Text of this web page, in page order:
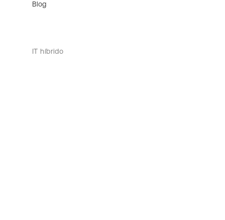
Blog
IT híbrido